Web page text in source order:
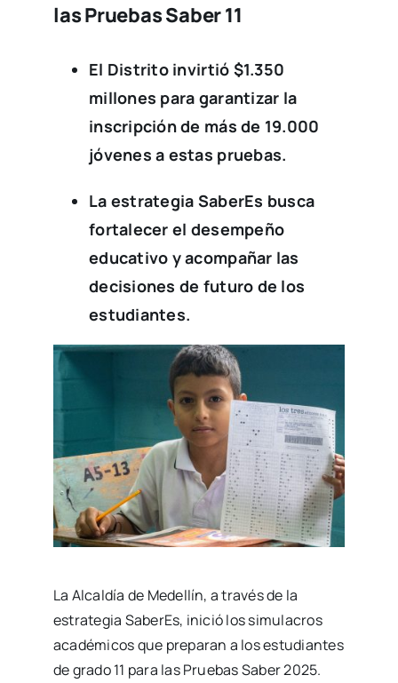
las Pruebas Saber 11
El Distrito invirtió $1.350
millones para garantizar la
inscripción de más de 19.000
jóvenes a estas pruebas.
La estrategia SaberEs busca
fortalecer el desempeño
educativo yacompañar las
decisiones de futuro de los
estudiantes.
La Alcaldía de Medellín, a través de la
estrategia SaberEs, inició los simulacros
académicos que preparan a los estudiantes
de grado 11 para las Pruebas Saber 2025.